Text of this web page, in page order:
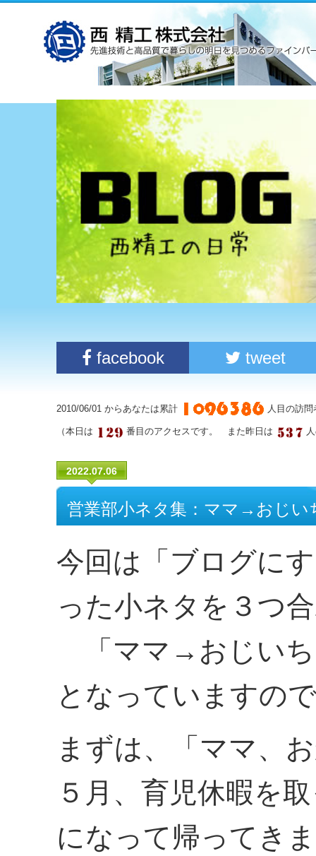
facebook tweet
2010/06/01 からあなたは累計 人目の訪
（本日は 番目のアクセスです。 また昨日は
2022.07.06
営業部小ネタ集：ママ→おじ
今回は「ブログに
った小ネタを３つ
「ママ→おじい
となっていますの
まずは、「ママ、
５月、育児休暇を
になって帰ってき